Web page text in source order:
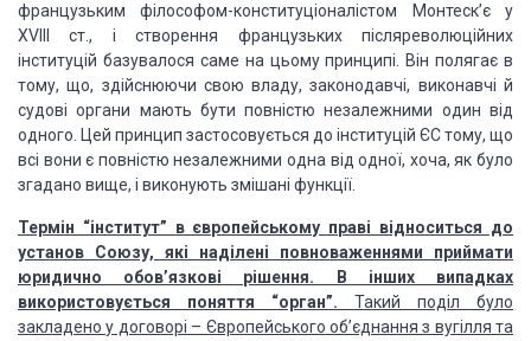
французьким філософом-конституціоналістом Монтеск’є у
ХVIII ст., і створення французьких післяреволюційних
інституцій базувалося саме на цьому принципі. Він полягає в
тому, що, здійснюючи свою владу, законодавчі, виконавчі й
судові органи мають бути повністю незалежними один від
одного. Цей принцип застосовується до інституцій ЄС тому, що
всі вони є повністю незалежними одна від одної, хоча, як було
згадано вище, і виконують змішані функції.
Термін “інститут” в європейському праві відноситься до
установ Союзу, які наділені повноваженнями приймати
юридично обов’язкові рішення. В інших випадках
використовується поняття “орган”. Такий поділ було
закладено у договорі – Європейського об’єднання з вугілля та